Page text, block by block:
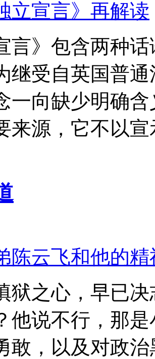
宣言》再解读
言》包含两种
继受自英国普
一向缺少明确
来源，它不以
陈云飞和他的
狱之心，早已
他说不行，那
敢，以及对政